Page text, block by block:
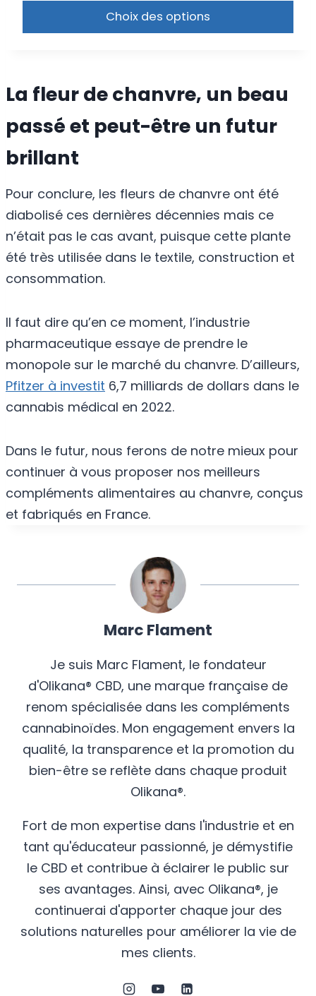
notations
Choix des options
La fleur de chanvre, un beau
passé et peut-être un futur
brillant
Pour conclure, les fleurs de chanvre ont été
diabolisé ces dernières décennies mais ce
n’était pas le cas avant, puisque cette plante
été très utilisée dans le textile, construction et
consommation.
Il faut dire qu’en ce moment, l’industrie
pharmaceutique essaye de prendre le
monopole sur le marché du chanvre. D’ailleurs,
Pfitzer à investit 6,7 milliards de dollars dans le
cannabis médical en 2022.
Dans le futur, nous ferons de notre mieux pour
continuer à vous proposer nos meilleurs
compléments alimentaires au chanvre, conçus
et fabriqués en France.
Marc Flament
Je suis Marc Flament, le fondateur
d'Olikana® CBD, une marque française de
renom spécialisée dans les compléments
cannabinoïdes. Mon engagement envers la
qualité, la transparence et la promotion du
bien-être se reflète dans chaque produit
Olikana®.
Fort de mon expertise dans l'industrie et en
tant qu'éducateur passionné, je démystifie
le CBD et contribue à éclairer le public sur
ses avantages. Ainsi, avec Olikana®, je
continuerai d'apporter chaque jour des
solutions naturelles pour améliorer la vie de
mes clients.